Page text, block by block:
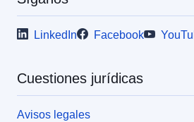
LinkedIn Facebook
Cuestiones jurídicas
Avisos legales